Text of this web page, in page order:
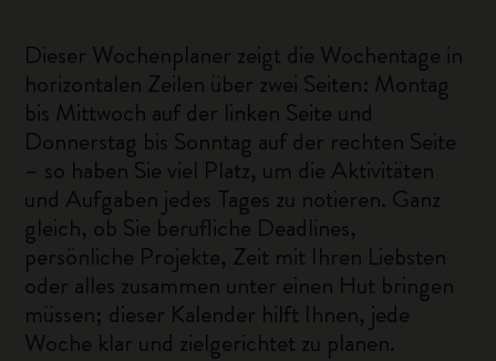
Dieser Wochenplaner zeigt die Wochentage in
horizontalen Zeilen über zwei Seiten: Montag
bis Mittwoch auf der linken Seite und
Donnerstag bis Sonntag auf der rechten Seite
– so haben Sie viel Platz, um die Aktivitäten
und Aufgaben jedes Tages zu notieren. Ganz
gleich, ob Sie berufliche Deadlines,
persönliche Projekte, Zeit mit Ihren Liebsten
oder alles zusammen unter einen Hut bringen
müssen; dieser Kalender hilft Ihnen, jede
Woche klar und zielgerichtet zu planen.